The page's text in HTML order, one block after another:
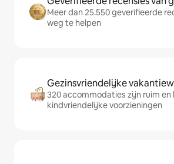
Meer dan 25.550 geverifieerde
weg te helpen
Gezinsvriendelijke
320 accommodaties zijn ruim en
kindvriendelijke voorzieningen